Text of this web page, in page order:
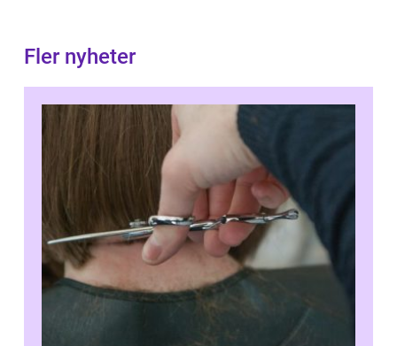
Fler nyheter